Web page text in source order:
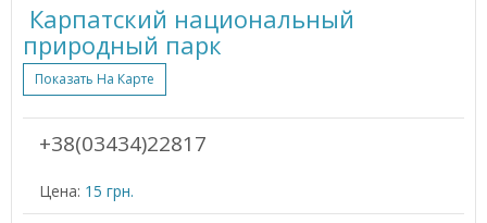
Карпатский национальный
природный парк
Показать На Карте
+38(03434)22817
Цена: 15 грн.